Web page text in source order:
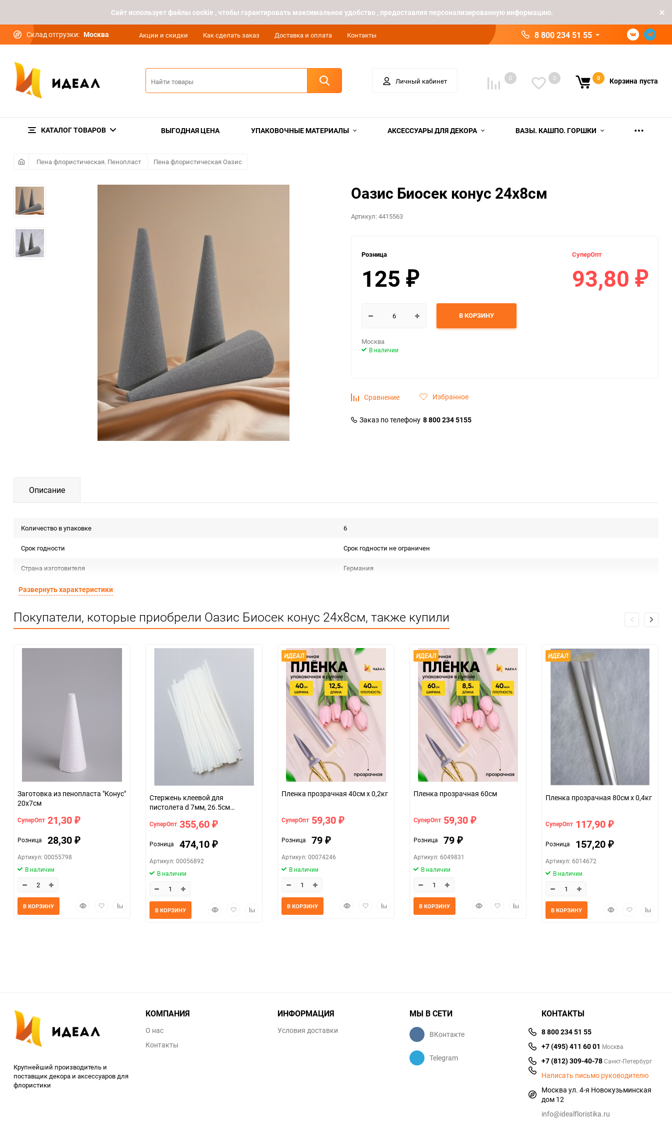
Cайт использует файлы cookie , чтобы гарантировать максимальное удобство , предоставляя персонализированную информацию.
Склад отгрузки: Москва Акции и скидки Как сделать заказ Доставка и оплата Контакты 8 800 234 51 55
Личный кабинет 0 0 0 Корзина пуста
КАТАЛОГ ТОВАРОВ ВЫГОДНАЯ ЦЕНА УПАКОВОЧНЫЕ МАТЕРИАЛЫ АКСЕССУАРЫ ДЛЯ ДЕКОРА ВАЗЫ. КАШПО. ГОРШКИ
Пена флористическая. Пенопласт Пена флористическая Оазис
Оазис Биосек конус 24х8см
Артикул:4415563
Розница
125 ₽
СуперОпт
93,80 ₽
В КОРЗИНУ
Москва
В наличии
Сравнение Избранное
Заказ по телефону 8 800 234 5155
Описание
Количество в упаковке 6
Срок годности Срок годности не ограничен
Страна изготовителя Германия
Предназначение товара
Особые условия Особых условий не требует
Минимальное количество 6
48
шт
Развернуть характеристики
Покупатели, которые приобрели Оазис Биосек конус 24х8см, также купили
Заготовка из пенопласта "Конус"
20х7см
СуперОпт 21,30 ₽
Розница 28,30 ₽
Артикул: 00055798
В наличии
БыстрыйДобавитьДобавить
В КОРЗИНУ
Стержень клеевой для
пистолета d 7мм, 26.5см
СуперОпт 355,60 ₽
Розница 474,10 ₽
Артикул: 00056892
В наличии
БыстрыйДобавитьДобавить
В КОРЗИНУ
ИДЕАЛ
Пленка прозрачная 40см x 0,2кг
СуперОпт 59,30 ₽
Розница 79 ₽
Артикул: 00074246
В наличии
БыстрыйДобавитьДобавить
В КОРЗИНУ
ИДЕАЛ
Пленка прозрачная 60см
СуперОпт 59,30 ₽
Розница 79 ₽
Артикул: 6049831
В наличии
БыстрыйДобавитьДобавить
В КОРЗИНУ
ИДЕАЛ
Пленка прозрачная 80см x 0,4кг
СуперОпт 117,90 ₽
Розница 157,20 ₽
Артикул: 6014672
В наличии
БыстрыйДобавить
В КОРЗИНУ
Крупнейший производитель и
поставщик декора и аксессуаров для
флористики
КОМПАНИЯ
О нас
Контакты
ИНФОРМАЦИЯ
Условия доставки
МЫ В СЕТИ
ВКонтакте
Telegram
КОНТАКТЫ
8 800 234 51 55
+7 (495) 411 60 01 Москва
+7 (812) 309-40-78Санкт-Петербург
Написать письмо руководителю
Москва ул. 4-я Новокузьминская
дом 12
info@idealfloristika.ru